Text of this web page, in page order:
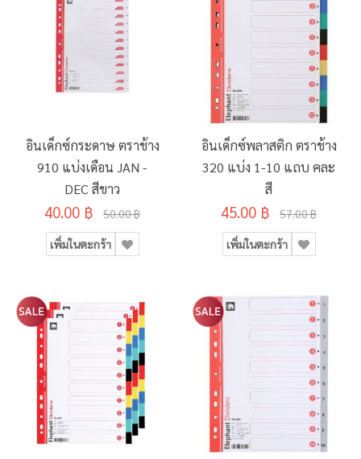
อินเด็กซ์กระดาษ ตราช้าง
910 แบ่งเดือน JAN -
DEC สีขาว
40.00 ฿ 50.00 ฿
เพิ่มในตะกร้า
อินเด็กซ์พลาสติก ตราช้าง
320 แบ่ง 1-10 แถบ คละ
สี
45.00 ฿ 57.00 ฿
เพิ่มในตะกร้า